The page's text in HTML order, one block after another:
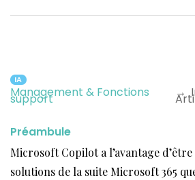
Intras en cabinet
Contactez le CEECA
IA
Management & Fonctions
support →
Préambule
Microsoft Copilot a l’avantage
solutions de la suite Microsoft 365